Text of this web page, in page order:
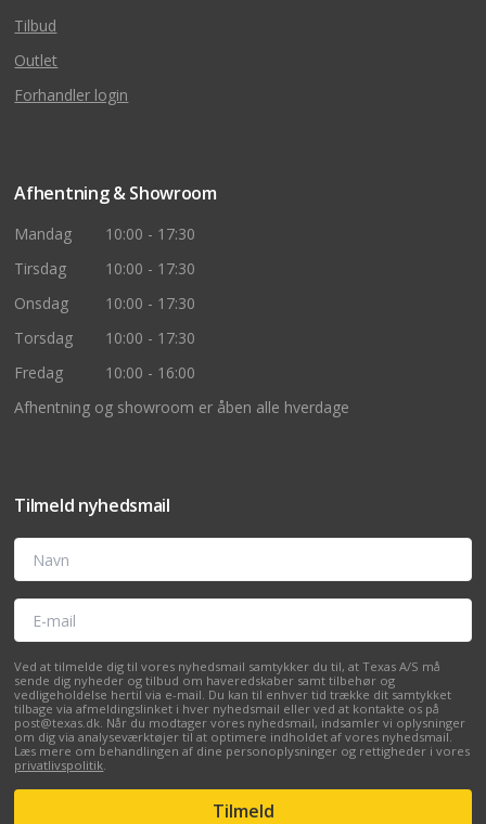
Tilbud
Outlet
Forhandler login
Afhentning & Showroom
Mandag
10:00 - 17:30
Tirsdag
10:00 - 17:30
Onsdag
10:00 - 17:30
Torsdag
10:00 - 17:30
Fredag
10:00 - 16:00
Afhentning og showroom er åben alle hverdage
Tilmeld nyhedsmail
Navn
E-mail
Ved at tilmelde dig til vores nyhedsmail samtykker du til, at Texas A/S må
sende dig nyheder og tilbud om haveredskaber samt tilbehør og
vedligeholdelse hertil via e-mail. Du kan til enhver tid trække dit samtykket
tilbage via afmeldingslinket i hver nyhedsmail eller ved at kontakte os på
post@texas.dk. Når du modtager vores nyhedsmail, indsamler vi oplysninger
om dig via analyseværktøjer til at optimere indholdet af vores nyhedsmail.
Læs mere om behandlingen af dine personoplysninger og rettigheder i vores
privatlivspolitik.